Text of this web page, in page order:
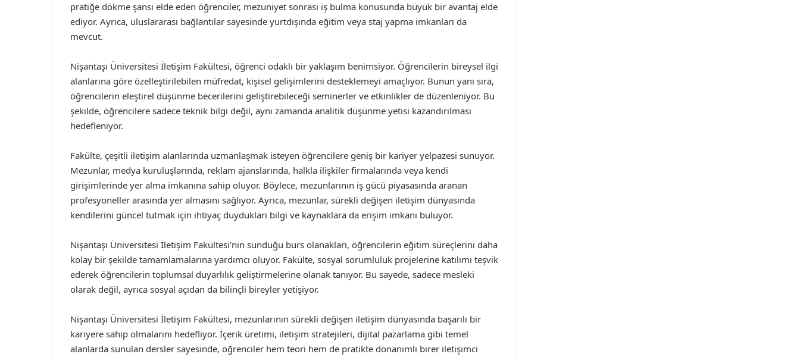
pratiğe dökme şansı elde eden öğrenciler, mezuniyet sonrası iş bulma konusunda büyük bir avantaj elde
ediyor. Ayrıca, uluslararası bağlantılar sayesinde yurtdışında eğitim veya staj yapma imkanları da
mevcut.
Nişantaşı Üniversitesi İletişim Fakültesi, öğrenci odaklı bir yaklaşım benimsiyor. Öğrencilerin bireysel ilgi
alanlarına göre özelleştirilebilen müfredat, kişisel gelişimlerini desteklemeyi amaçlıyor. Bunun yanı sıra,
öğrencilerin eleştirel düşünme becerilerini geliştirebileceği seminerler ve etkinlikler de düzenleniyor. Bu
şekilde, öğrencilere sadece teknik bilgi değil, aynı zamanda analitik düşünme yetisi kazandırılması
hedefleniyor.
Fakülte, çeşitli iletişim alanlarında uzmanlaşmak isteyen öğrencilere geniş bir kariyer yelpazesi sunuyor.
Mezunlar, medya kuruluşlarında, reklam ajanslarında, halkla ilişkiler firmalarında veya kendi
girişimlerinde yer alma imkanına sahip oluyor. Böylece, mezunlarının iş gücü piyasasında aranan
profesyoneller arasında yer almasını sağlıyor. Ayrıca, mezunlar, sürekli değişen iletişim dünyasında
kendilerini güncel tutmak için ihtiyaç duydukları bilgi ve kaynaklara da erişim imkanı buluyor.
Nişantaşı Üniversitesi İletişim Fakültesi’nin sunduğu burs olanakları, öğrencilerin eğitim süreçlerini daha
kolay bir şekilde tamamlamalarına yardımcı oluyor. Fakülte, sosyal sorumluluk projelerine katılımı teşvik
ederek öğrencilerin toplumsal duyarlılık geliştirmelerine olanak tanıyor. Bu sayede, sadece mesleki
olarak değil, ayrıca sosyal açıdan da bilinçli bireyler yetişiyor.
Nişantaşı Üniversitesi İletişim Fakültesi, mezunlarının sürekli değişen iletişim dünyasında başarılı bir
kariyere sahip olmalarını hedefliyor. İçerik üretimi, iletişim stratejileri, dijital pazarlama gibi temel
alanlarda sunulan dersler sayesinde, öğrenciler hem teori hem de pratikte donanımlı birer iletişimci